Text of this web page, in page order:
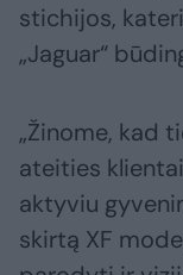
stichijos,
„Jaguar“
„Žinome, kad
ateities
aktyviu
skirtą XF